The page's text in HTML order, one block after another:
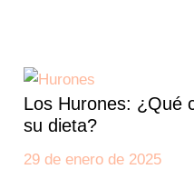
Los Hurones: ¿Qué
su dieta?
29 de enero de 2025
Hurones:
¿Qué
comen
y